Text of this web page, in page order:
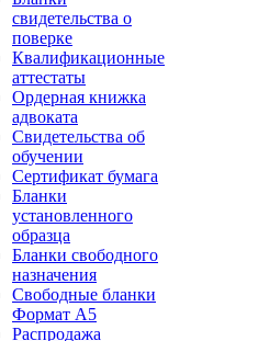
свидетельства о
поверке
Квалификационные
аттестаты
Ордерная книжка
адвоката
Свидетельства об
обучении
Сертификат бумага
Бланки
установленного
образца
Бланки свободного
назначения
Свободные бланки
Формат А5
Распродажа